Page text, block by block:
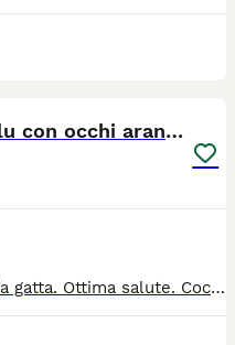
Scottish fold e straight blu con occhi arancioni
Cuccioli nati dalla mia splendida gatta. Ottima salute. Coccoloni e vivaci. Abituati a lettiera e tiragraffi. Adatti a stare con famiglie anche con bambini e altri animali. Molto dolci. Papà con pedigree. Per info contattatemi